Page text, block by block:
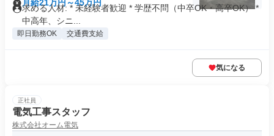
月給21万円～45万円
求める人材: * 未経験者歓迎 * 学歴不問（中卒OK・高卒OK） *
中高年、シニ...
即日勤務OK 交通費支給
気になる
正社員
電気工事スタッフ
株式会社オーム電気